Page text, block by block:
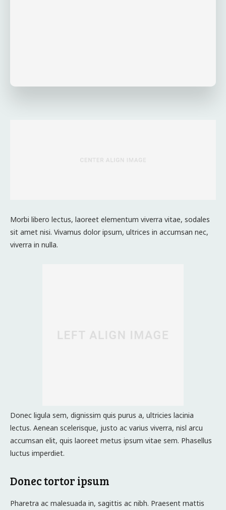
Morbi libero lectus, laoreet elementum viverra vitae, sodales
sit amet nisi. Vivamus dolor ipsum, ultrices in accumsan nec,
viverra in nulla.
Donec ligula sem, dignissim quis purus a, ultricies lacinia
lectus. Aenean scelerisque, justo ac varius viverra, nisl arcu
accumsan elit, quis laoreet metus ipsum vitae sem. Phasellus
luctus imperdiet.
Donec tortor ipsum
Pharetra ac malesuada in, sagittis ac nibh. Praesent mattis